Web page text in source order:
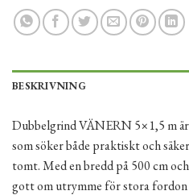
BESKRIVNING
Dubbelgrind VÄNERN 5×1,5 m
som söker både praktiskt och
tomt. Med en bredd på 500 cm
gott om utrymme för stora fordon